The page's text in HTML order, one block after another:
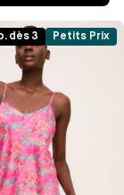
dès 3 Petits Prix